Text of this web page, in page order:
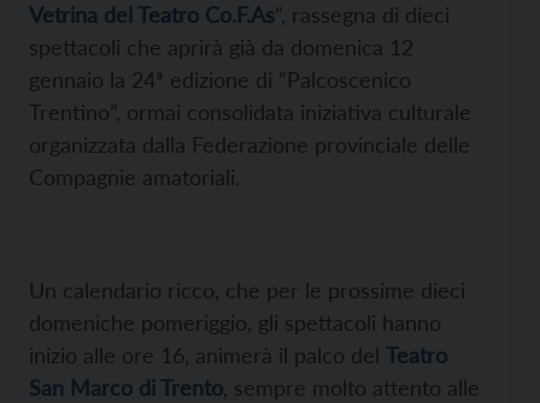
Vetrina del Teatro Co.F.As”, rassegna di dieci
spettacoli che aprirà già da domenica 12
gennaio la 24ª edizione di “Palcoscenico
Trentino”, ormai consolidata iniziativa culturale
organizzata dalla Federazione provinciale delle
Compagnie amatoriali.
Un calendario ricco, che per le prossime dieci
domeniche pomeriggio, gli spettacoli hanno
inizio alle ore 16, animerà il palco del Teatro
San Marco di Trento , sempre molto attento alle